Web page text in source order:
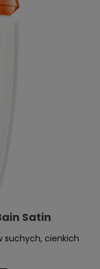
Satin
suchych, cienkich